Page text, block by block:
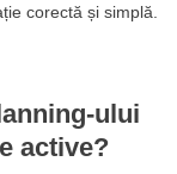
corectă și simplă.
ului
active?